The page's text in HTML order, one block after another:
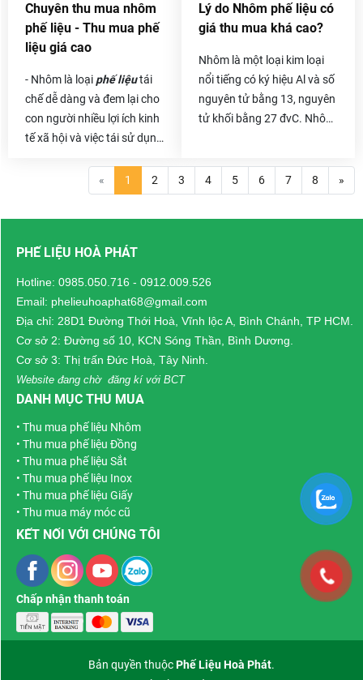
Kéo theo đó là lượng sắt
thải ra cũng không hề nhỏ.
Số phế liệu thải ra đó vừa
làm tốn diện tích kho bãi
của bạn vừa làm ô nhiễm
môi trường. Vậy thì chẳng
có lý do gì để bạn không
Chuyên thu mua nhôm
phế liệu - Thu mua phế
liệu giá cao
- Nhôm là loạiphế liệutái
chế dễ dàng và đem lại cho
con người nhiều lợi ích kinh
tế xã hội và việc tái sử dụng
bảo vệ, môi trường của
chúng ta cũng trở nên xanh
sạch đẹp hơn. Và khoảng
2021,Phế liệu Hòa Phát
mua nhôm phế liệu
hoàn tất giao dịch thu mua
tặng hơn 20 triệu hoa hồng
dành cho khách hàng giới
thiệu.
Lý do Nhôm phế liệu có
giá thu mua khá cao?
Nhôm là một loại kim loại
nổi tiếng có ký hiệu Al và số
nguyên tử bằng 13, nguyên
tử khối bằng 27 đvC. Nhôm
thấp và có khả năng chống
ăn mòn hiện tượng thụ
động. Các thành phần cấu
lĩnh vực khác của giao
« 1 2 3 4 5 6 7 8 »
PHẾ LIỆU HOÀ PHÁT
Hotline: 0985.050.716 - 0912.009.526
Email: phelieuhoaphat68@gmail.com
Địa chỉ: 28D1 Đường Thới Hoà, Vĩnh lộc A, Bình Chánh, TP HCM.
Cơ sở 2: Đường số 10, KCN Sóng Thần, Bình Dương.
Cơ sở 3: Thị trấn Đức Hoà, Tây Ninh.
Website đang chờ đăng kí với BCT
DANH MỤC THU MUA
• Thu mua phế liệu Nhôm
• Thu mua phế liệu Đồng
• Thu mua phế liệu Sắt
• Thu mua phế liệu Inox
• Thu mua phế liệu Giấy
• Thu mua máy móc cũ
KẾT NỐI VỚI CHÚNG TÔI
Chấp nhận thanh toán
Bản quyền thuộcPhế Liệu Hoà Phát.